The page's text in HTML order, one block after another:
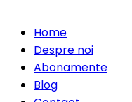
Home
Despre noi
Abonamente
Blog